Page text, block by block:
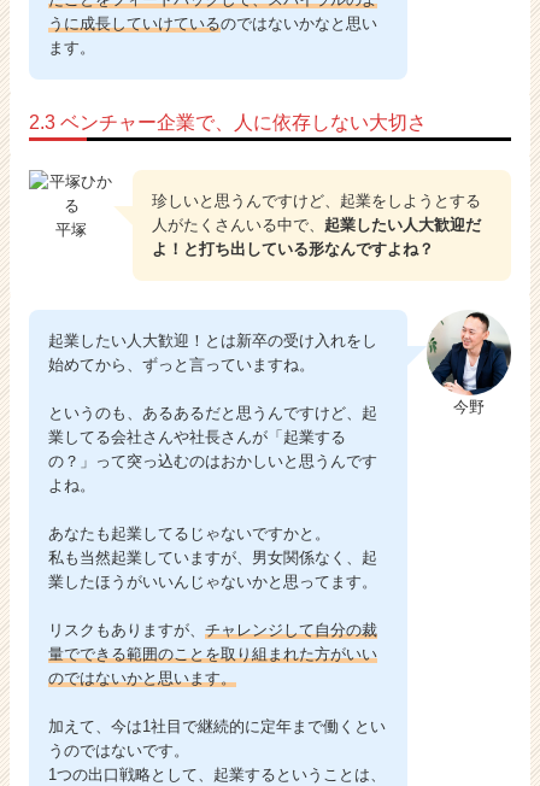
うに成長していけているのではないかなと思い
ます。
2.3 ベンチャー企業で、人に依存しない大切さ
平塚
珍しいと思うんですけど、起業をしようとする
人がたくさんいる中で、起業したい人大歓迎だ
よ！と打ち出している形なんですよね？
今野
起業したい人大歓迎！とは新卒の受け入れをし
始めてから、ずっと言っていますね。
というのも、あるあるだと思うんですけど、起
業してる会社さんや社長さんが「起業する
の？」って突っ込むのはおかしいと思うんです
よね。
あなたも起業してるじゃないですかと。
私も当然起業していますが、男女関係なく、起
業したほうがいいんじゃないかと思ってます。
リスクもありますが、 チャレンジして自分の裁
量でできる範囲のことを取り組まれた方がいい
のではないかと思います。
加えて、今は1社目で継続的に定年まで働くとい
うのではないです。
1つの出口戦略として、起業するということは、